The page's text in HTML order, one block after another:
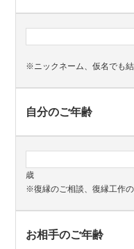
※ニックネーム、仮名でも結
自分のご年齢
歳
※復縁のご相談、復縁工作
お相手のご年齢